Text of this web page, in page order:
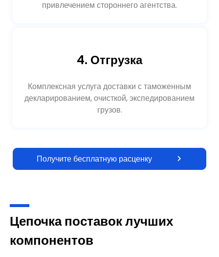
привлечением стороннего агентства.
4. Отгрузка
Комплексная услуга доставки с таможенным
декларированием, очисткой, экспедированием
грузов.
Получите бесплатную расценку
Цепочка поставок лучших
компонентов